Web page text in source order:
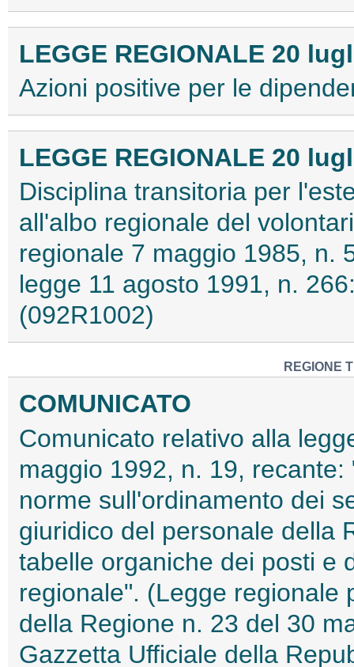
LEGGE REGIONALE 20
Azioni positive per le
LEGGE REGIONALE 20
Disciplina transitoria per
all'albo regionale del
regionale 7 maggio 1985, n.
legge 11 agosto 1991, n.
(092R1002)
REGIONE
COMUNICATO
Comunicato relativo alla
maggio 1992, n. 19,
norme sull'ordinamento dei
giuridico del personale della
tabelle organiche dei posti e
regionale". (Legge regionale
della Regione n. 23 del 30
Gazzetta Ufficiale della